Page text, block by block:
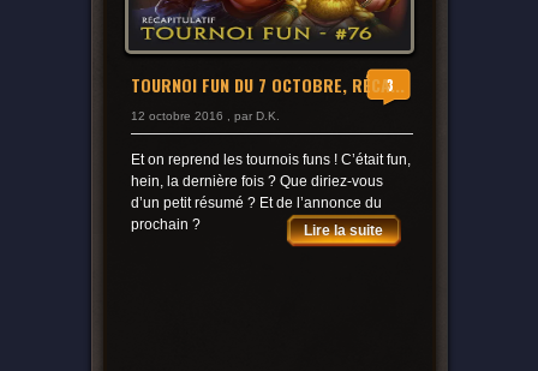
3
TOURNOI FUN DU 7 OCTOBRE, RÉCA...
12 octobre 2016 , par D.K.
Et on reprend les tournois funs ! C’était fun,
hein, la dernière fois ? Que diriez-vous
d’un petit résumé ? Et de l’annonce du
prochain ?
Lire la suite